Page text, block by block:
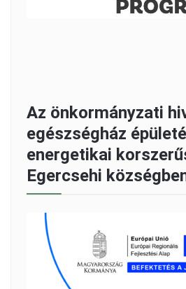
Az önkormányzati
egészségház
energetikai
Egercsehi